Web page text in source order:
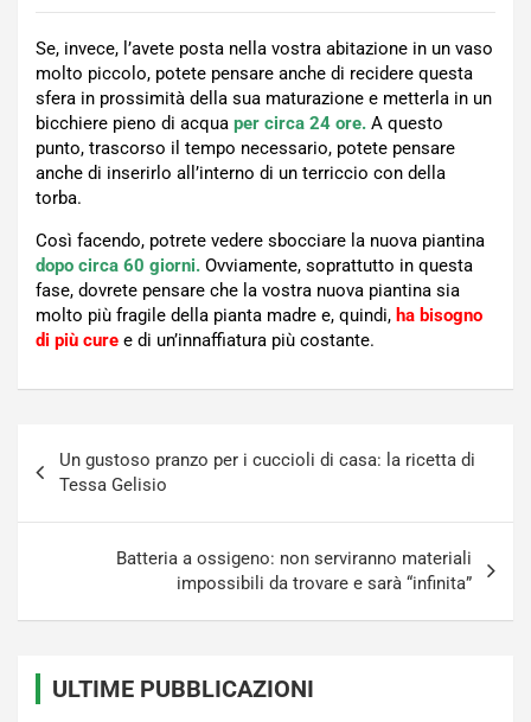
Se, invece, l’avete posta nella vostra abitazione in un vaso
molto piccolo, potete pensare anche di recidere questa
sfera in prossimità della sua maturazione e metterla in un
bicchiere pieno di acqua per circa 24 ore. A questo
punto, trascorso il tempo necessario, potete pensare
anche di inserirlo all’interno di un terriccio con della
torba.
Così facendo, potrete vedere sbocciare la nuova piantina
dopo circa 60 giorni. Ovviamente, soprattutto in questa
fase, dovrete pensare che la vostra nuova piantina sia
molto più fragile della pianta madre e, quindi, ha bisogno
di più cure e di un’innaffiatura più costante.
articoli
Un gustoso pranzo per i cuccioli di casa: la ricetta di
Tessa Gelisio
Batteria a ossigeno: non serviranno materiali
impossibili da trovare e sarà “infinita”
ULTIME PUBBLICAZIONI